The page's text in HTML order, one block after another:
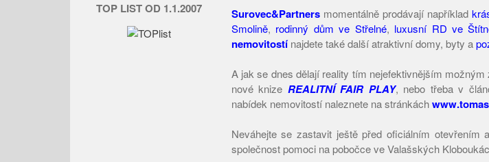
TOP LIST OD 1.1.2007 Surovec&Partnersmomentálně prodávají například
Smolině, rodinný dům ve Střelné, luxusní RD ve
nemovitostínajdete také další atraktivní domy, byty a
A jak se dnes dělají reality tím nejefektivnějším
nové knize REALITNÍ FAIR PLAY, nebo třeba v
nabídek nemovitostí naleznete na stránkách
Neváhejte se zastavit ještě před oficiálním
společnost pomoci na pobočce ve Valašských